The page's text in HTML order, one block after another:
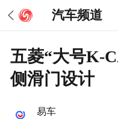
汽车频道
五菱“大号K-
侧滑门设计
易车